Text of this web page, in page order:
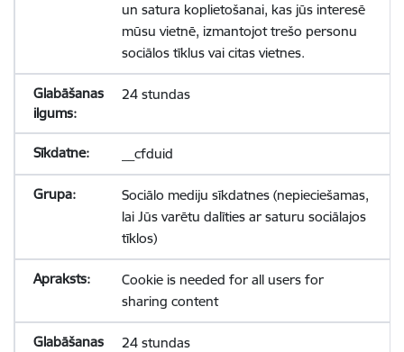
un satura koplietošanai, kas jūs interesē
mūsu vietnē, izmantojot trešo personu
sociālos tīklus vai citas vietnes.
24 stundas
__cfduid
Sociālo mediju sīkdatnes (nepieciešamas,
lai Jūs varētu dalīties ar saturu sociālajos
tīklos)
Cookie is needed for all users for
sharing content
24 stundas